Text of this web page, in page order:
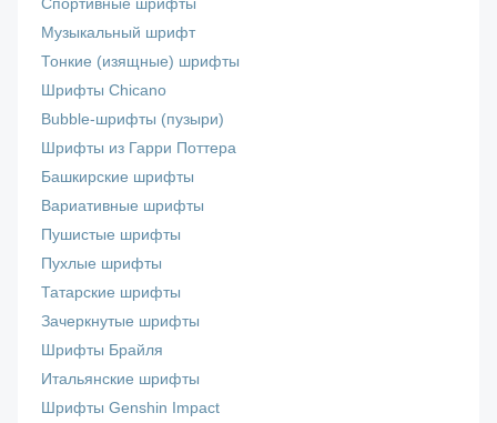
Спортивные шрифты
Музыкальный шрифт
Тонкие (изящные) шрифты
Шрифты Chicano
Bubble-шрифты (пузыри)
Шрифты из Гарри Поттера
Башкирские шрифты
Вариативные шрифты
Пушистые шрифты
Пухлые шрифты
Татарские шрифты
Зачеркнутые шрифты
Шрифты Брайля
Итальянские шрифты
Шрифты Genshin Impact